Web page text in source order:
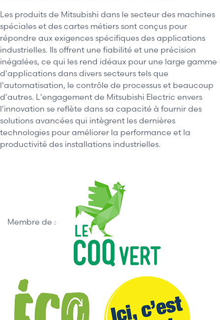
Les produits de Mitsubishi dans le secteur des machines
spéciales et des cartes métiers sont conçus pour
répondre aux exigences spécifiques des applications
industrielles. Ils offrent une fiabilité et une précision
inégalées, ce qui les rend idéaux pour une large gamme
d'applications dans divers secteurs tels que
l'automatisation, le contrôle de processus et beaucoup
d'autres. L'engagement de Mitsubishi Electric envers
l'innovation se reflète dans sa capacité à fournir des
solutions avancées qui intègrent les dernières
technologies pour améliorer la performance et la
productivité des installations industrielles.
Membre de :